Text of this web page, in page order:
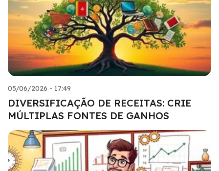
05/06/2026 - 17:49
DIVERSIFICAÇÃO DE RECEITAS: CRIE
MÚLTIPLAS FONTES DE GANHOS